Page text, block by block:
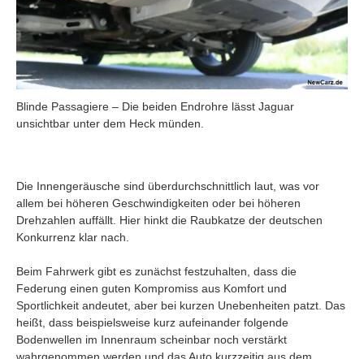
Blinde Passagiere – Die beiden Endrohre lässt Jaguar
unsichtbar unter dem Heck münden.
Die Innengeräusche sind überdurchschnittlich laut, was vor
allem bei höheren Geschwindigkeiten oder bei höheren
Drehzahlen auffällt. Hier hinkt die Raubkatze der deutschen
Konkurrenz klar nach.
Beim Fahrwerk gibt es zunächst festzuhalten, dass die
Federung einen guten Kompromiss aus Komfort und
Sportlichkeit andeutet, aber bei kurzen Unebenheiten patzt. Das
heißt, dass beispielsweise kurz aufeinander folgende
Bodenwellen im Innenraum scheinbar noch verstärkt